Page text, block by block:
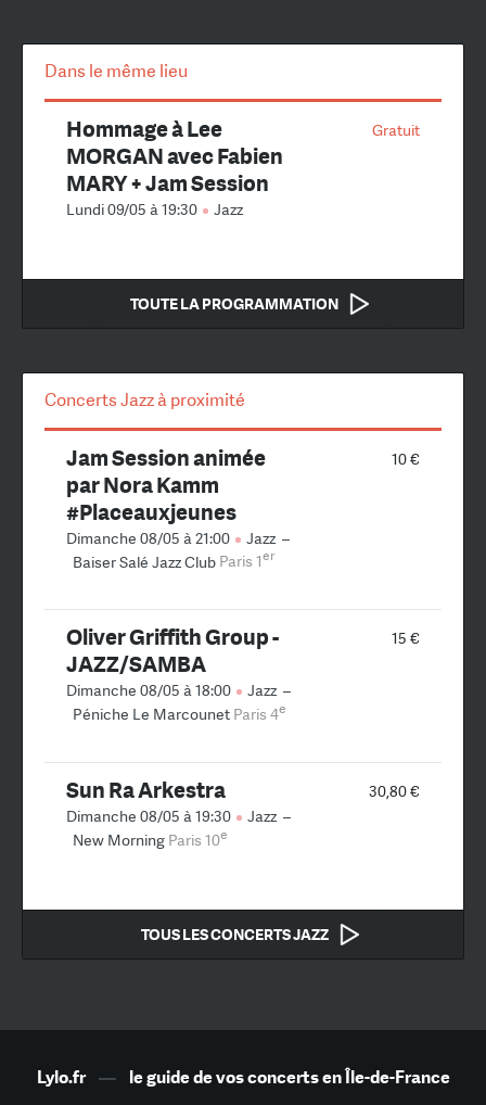
Dans le même lieu
Gratuit
Hommage à Lee
MORGAN avec Fabien
MARY + Jam Session
Lundi 09/05 à 19:30 Jazz
TOUTE LA PROGRAMMATION
Concerts Jazz à proximité
10 €
Jam Session animée
par Nora Kamm
#Placeauxjeunes
Dimanche 08/05 à 21:00 Jazz –
Baiser Salé Jazz Club Paris 1er
15 €
Oliver Griffith Group -
JAZZ/SAMBA
Dimanche 08/05 à 18:00 Jazz –
Péniche Le Marcounet Paris 4e
30,80 €
Sun Ra Arkestra
Dimanche 08/05 à 19:30 Jazz –
New Morning Paris 10e
TOUS LES CONCERTS JAZZ
Lylo.fr— le guide de vos concerts en Île-de-France